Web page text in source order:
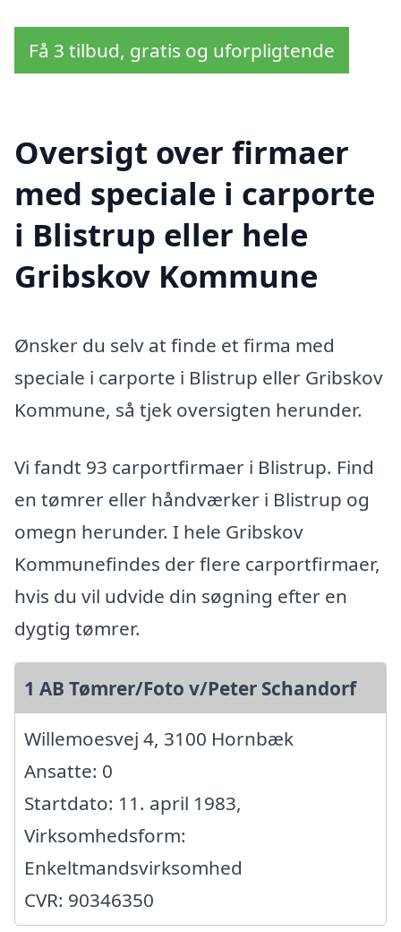
Få 3 tilbud, gratis og uforpligtende
Oversigt over firmaer
med speciale i carporte
i Blistrup eller hele
Gribskov Kommune
Ønsker du selv at finde et firma med
speciale i carporte i Blistrup eller Gribskov
Kommune, så tjek oversigten herunder.
Vi fandt 93 carportfirmaer i Blistrup. Find
en tømrer eller håndværker i Blistrup og
omegn herunder. I hele Gribskov
Kommunefindes der flere carportfirmaer,
hvis du vil udvide din søgning efter en
dygtig tømrer.
1 AB Tømrer/Foto v/Peter Schandorf
Willemoesvej 4, 3100 Hornbæk
Ansatte: 0
Startdato: 11. april 1983,
Virksomhedsform:
Enkeltmandsvirksomhed
CVR: 90346350